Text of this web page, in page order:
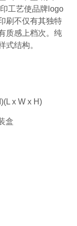
工艺使品牌logo
刷不仅有其独特
质感上档次。纯
式结构。
x W x H)
盒